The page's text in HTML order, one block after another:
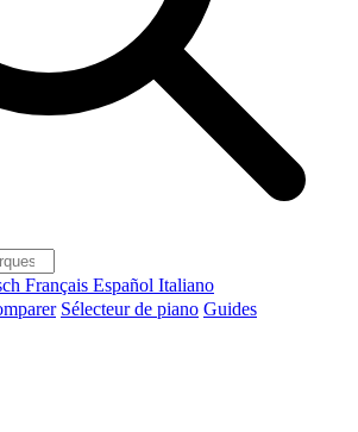
Français Español Italiano
Sélecteur de piano Guides